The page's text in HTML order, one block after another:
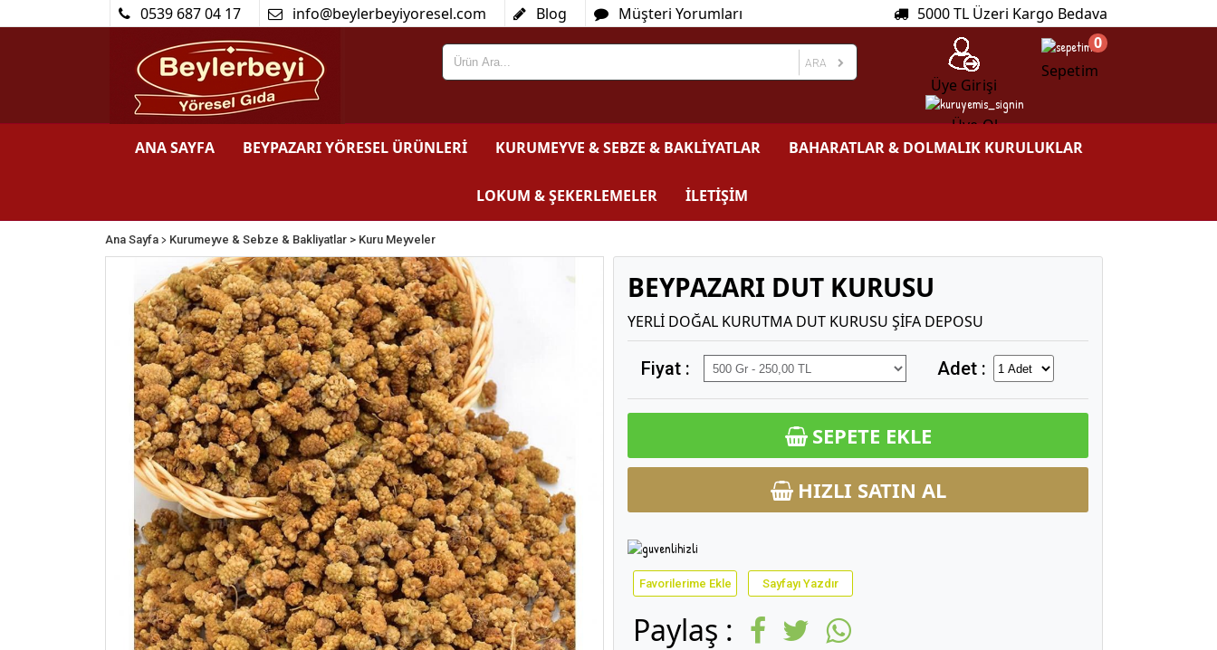
0539 687 04 17 info@beylerbeyiyoresel.com Blog Müşteri Yorumları 5000 TL Üzeri Kargo Bedava
ARA
Üye Girişi
Üye Ol
Sepetim
0
ANA SAYFA BEYPAZARI YÖRESEL ÜRÜNLERİ KURUMEYVE & SEBZE & BAKLİYATLAR BAHARATLAR & DOLMALIK KURULUKLAR
LOKUM & ŞEKERLEMELER İLETİŞİM
Ana Sayfa > Kurumeyve & Sebze & Bakliyatlar > Kuru Meyveler
BEYPAZARI DUT KURUSU
YERLİ DOĞAL KURUTMA DUT KURUSU ŞİFA DEPOSU
Fiyat : Adet :
SEPETE EKLE
HIZLI SATIN AL
Favorilerime Ekle Sayfayı Yazdır
Paylaş :